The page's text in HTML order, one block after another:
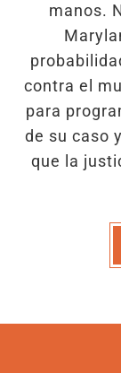
manos.
contra el
para
de su caso
que la